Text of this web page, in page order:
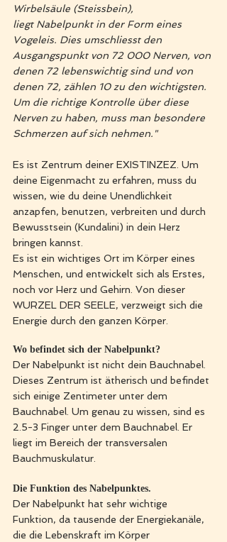
Wirbelsäule (Steissbein),
liegt Nabelpunkt in der Form eines
Vogeleis. Dies umschliesst den
Ausgangspunkt von 72 000 Nerven, von
denen 72 lebenswichtig sind und von
denen 72, zählen 10 zu den wichtigsten.
Um die richtige Kontrolle über diese
Nerven zu haben, muss man besondere
Schmerzen auf sich nehmen."
Es ist Zentrum deiner EXISTINZEZ. Um
deine Eigenmacht zu erfahren, muss du
wissen, wie du deine Unendlichkeit
anzapfen, benutzen, verbreiten und durch
Bewusstsein (Kundalini) in dein Herz
bringen kannst.
Es ist ein wichtiges Ort im Körper eines
Menschen, und entwickelt sich als Erstes,
noch vor Herz und Gehirn. Von dieser
WURZEL DER SEELE, verzweigt sich die
Energie durch den ganzen Körper.
Wo befindet sich der Nabelpunkt?
Der Nabelpunkt ist nicht dein Bauchnabel.
Dieses Zentrum ist ätherisch und befindet
sich einige Zentimeter unter dem
Bauchnabel. Um genau zu wissen, sind es
2.5-3 Finger unter dem Bauchnabel. Er
liegt im Bereich der transversalen
Bauchmuskulatur.
Die Funktion des Nabelpunktes.
Der Nabelpunkt hat sehr wichtige
Funktion, da tausende der Energiekanäle,
die die Lebenskraft im Körper